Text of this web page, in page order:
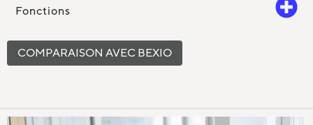
Fonctions
COMPARAISON AVEC BEXIO